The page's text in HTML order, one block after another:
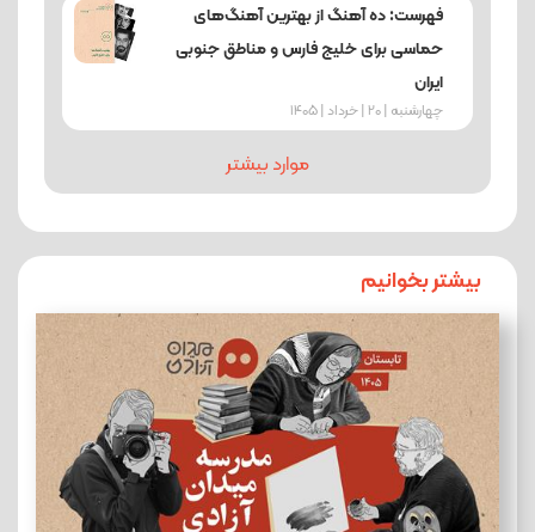
فهرست: ده آهنگ از بهترین آهنگ‌های
حماسی برای خلیج فارس و مناطق جنوبی
ایران
چهارشنبه | 20 | خرداد | 1405
موارد بیشتر
بیشتر بخوانیم